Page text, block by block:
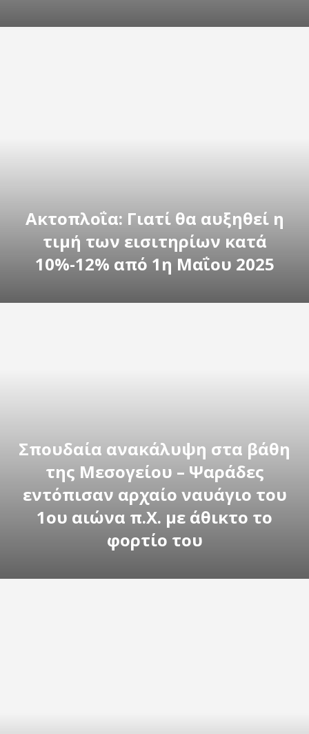
Ακτοπλοΐα: Γιατί θα αυξηθεί η
τιμή των εισιτηρίων κατά
10%-12% από 1η Μαΐου 2025
Σπουδαία ανακάλυψη στα βάθη
της Μεσογείου – Ψαράδες
εντόπισαν αρχαίο ναυάγιο του
1ου αιώνα π.Χ. με άθικτο το
φορτίο του